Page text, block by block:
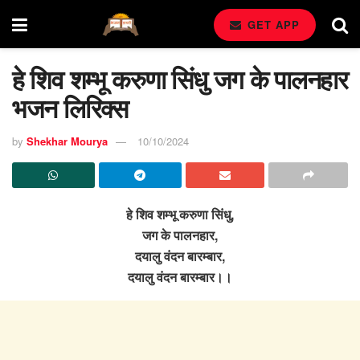
GET APP
हे शिव शम्भू करुणा सिंधु जग के पालनहार
भजन लिरिक्स
by Shekhar Mourya 10/10/2024
हे शिव शम्भू करुणा सिंधु,
जग के पालनहार,
दयालु वंदन बारम्बार,
दयालु वंदन बारम्बार।।